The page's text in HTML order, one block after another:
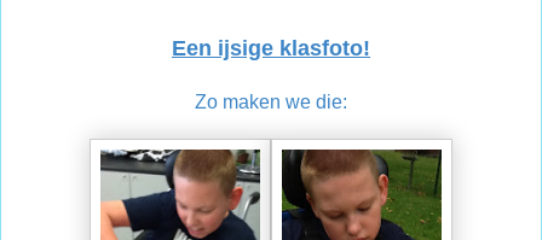
Een ijsige klasfoto!
Zo maken we die: